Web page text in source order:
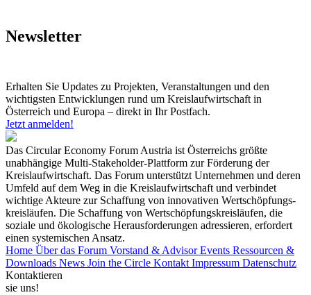
Newsletter
Erhalten Sie Updates zu Projekten, Veranstaltungen und den
wichtigsten Entwicklungen rund um Kreislaufwirtschaft in
Österreich und Europa – direkt in Ihr Postfach.
Jetzt anmelden!
Das Circular Economy Forum Austria ist Österreichs größte
unabhängige Multi-Stakeholder-Plattform zur Förderung der
Kreislaufwirtschaft. Das Forum unterstützt Unternehmen und deren
Umfeld auf dem Weg in die Kreislaufwirtschaft und verbindet
wichtige Akteure zur Schaffung von innovativen Wertschöpfungs-
kreisläufen. Die Schaffung von Wertschöpfungskreisläufen, die
soziale und ökologische Herausforderungen adressieren, erfordert
einen systemischen Ansatz.
Home Über das Forum Vorstand & AdvisorEvents Ressourcen &
Downloads News Join the Circle Kontakt Impressum Datenschutz
Kontaktieren
sie uns!